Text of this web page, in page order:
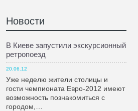
Новости
В Киеве запустили экскурсионный
ретропоезд
20.06.12
Уже неделю жители столицы и
гости чемпионата Евро-2012 имеют
возможность познакомиться с
городом,…